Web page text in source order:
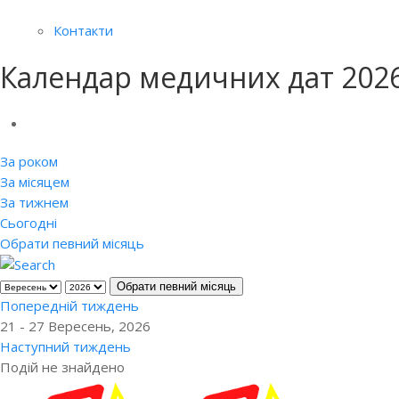
Контакти
Календар медичних дат
За роком
За місяцем
За тижнем
Сьогодні
Обрати певний місяць
Обрати певний місяць
Попередній тиждень
21 - 27 Вересень, 2026
Наступний тиждень
Подій не знайдено